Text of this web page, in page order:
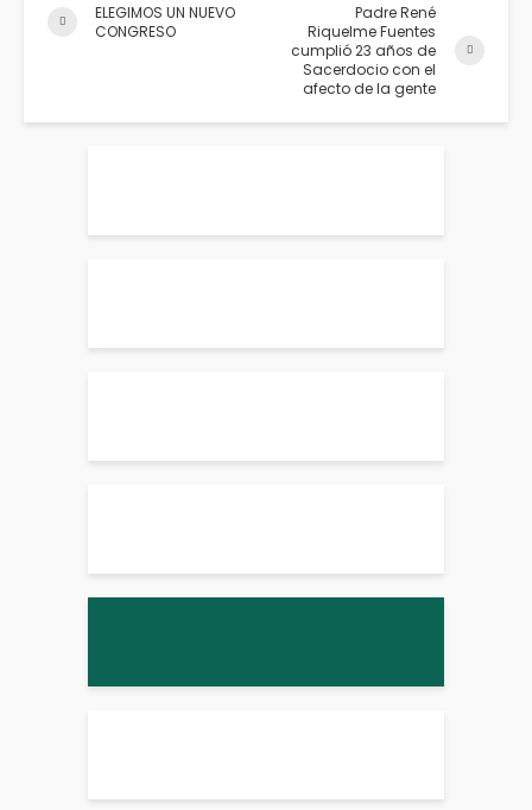
ELEGIMOS UN NUEVO
CONGRESO
Padre René
Riquelme Fuentes
cumplió 23 años de
Sacerdocio con el
afecto de la gente